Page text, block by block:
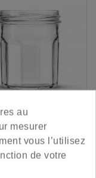
20 Cl - To70
idéale pour varier
au
mesurer
vous l’utilisez
de votre